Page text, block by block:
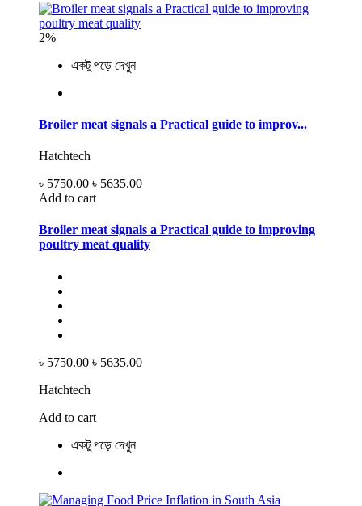
2%
একটু পড়ে দেখুন
Broiler meat signals a Practical guide to improv...
Hatchtech
৳ 5750.00 ৳ 5635.00
Add to cart
Broiler meat signals a Practical guide to improving
poultry meat quality
৳ 5750.00 ৳ 5635.00
Hatchtech
Add to cart
একটু পড়ে দেখুন